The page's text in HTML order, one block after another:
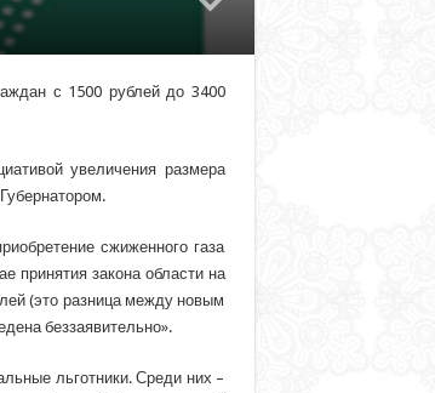
с 1500 рублей до 3400
увеличения размера
сжиженного газа
принятия закона области на
(это разница между новым
беззаявительно».
льготники. Среди них –